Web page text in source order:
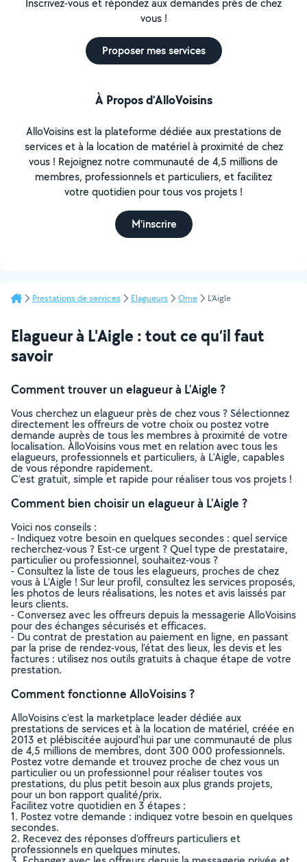
Inscrivez-vous et répondez aux demandes près de chez
vous !
Proposer mes services
À Propos d’AlloVoisins
AlloVoisins est la plateforme dédiée aux prestations de
services et à la location de matériel à proximité de chez
vous ! Rejoignez notre communauté de 4,5 millions de
membres, professionnels et particuliers, et facilitez
votre quotidien pour tous vos projets !
M'inscrire
Prestations de services Elagueurs Orne L'Aigle
Elagueur à L'Aigle : tout ce qu’il faut
savoir
Comment trouver un elagueur à L'Aigle ?
Vous cherchez un elagueur près de chez vous ? Sélectionnez
directement les offreurs de votre choix ou postez votre
demande auprès de tous les membres à proximité de votre
localisation. AlloVoisins vous met en relation avec tous les
elagueurs, professionnels et particuliers, à L'Aigle, capables
de vous répondre rapidement.
C’est gratuit, simple et rapide pour réaliser tous vos projets !
Comment bien choisir un elagueur à L'Aigle ?
Voici nos conseils :
- Indiquez votre besoin en quelques secondes : quel service
recherchez-vous ? Est-ce urgent ? Quel type de prestataire,
particulier ou professionnel, souhaitez-vous ?
- Consultez la liste de tous les elagueurs, proches de chez
vous à L'Aigle ! Sur leur profil, consultez les services proposés,
les photos de leurs réalisations, les notes et avis laissés par
leurs clients.
- Conversez avec les offreurs depuis la messagerie AlloVoisins
pour des échanges sécurisés et efficaces.
- Du contrat de prestation au paiement en ligne, en passant
par la prise de rendez-vous, l’état des lieux, les devis et les
factures : utilisez nos outils gratuits à chaque étape de votre
prestation.
Comment fonctionne AlloVoisins ?
AlloVoisins c’est la marketplace leader dédiée aux
prestations de services et à la location de matériel, créée en
2013 et plébiscitée aujourd’hui par une communauté de plus
de 4,5 millions de membres, dont 300 000 professionnels.
Postez votre demande et trouvez proche de chez vous un
particulier ou un professionnel pour réaliser toutes vos
prestations, du plus petit besoin aux plus grands projets,
pour un bon rapport qualité/prix.
Facilitez votre quotidien en 3 étapes :
1. Postez votre demande : indiquez votre besoin en quelques
secondes.
2. Recevez des réponses d’offreurs particuliers et
professionnels en quelques minutes.